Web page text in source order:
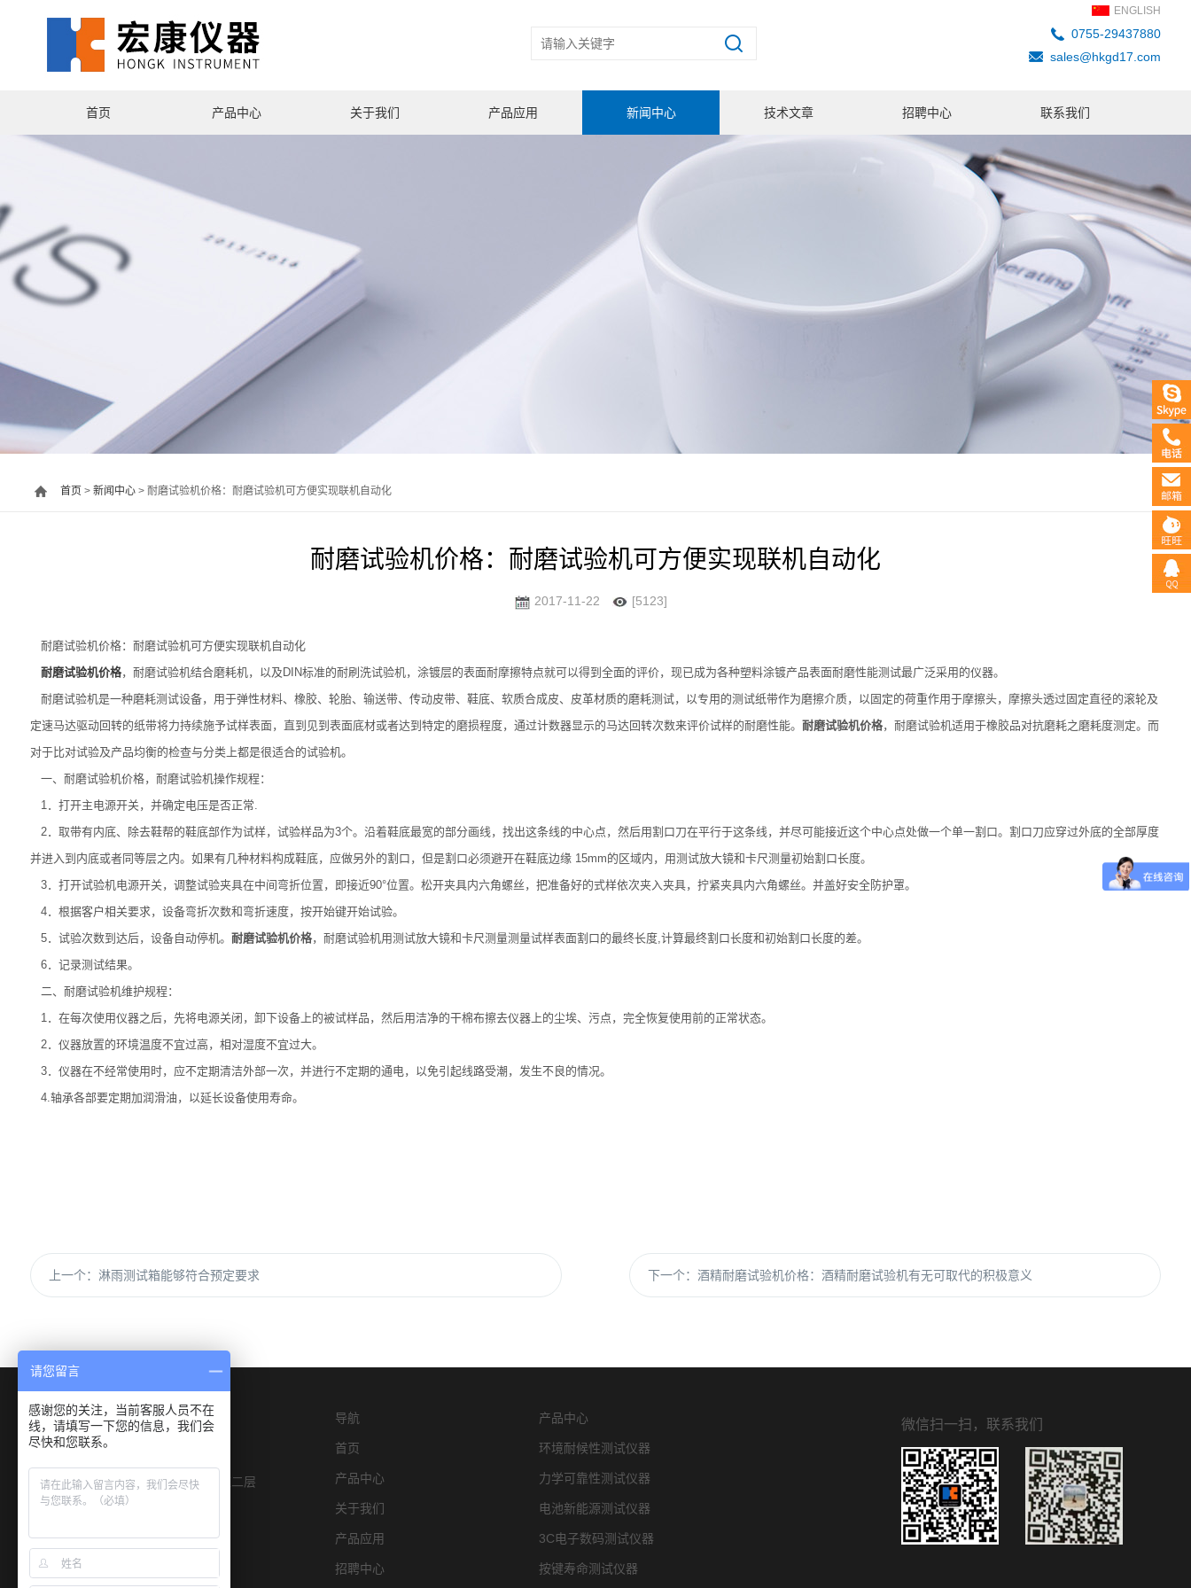
ENGLISH
0755-29437880
sales@hkgd17.com
首页 产品中心 关于我们 产品应用 新闻中心 技术文章 招聘中心 联系我们
首页 > 新闻中心> 耐磨试验机价格：耐磨试验机可方便实现联机自动化
耐磨试验机价格：耐磨试验机可方便实现联机自动化
2017-11-22 [5123]
耐磨试验机价格：耐磨试验机可方便实现联机自动化
耐磨试验机价格，耐磨试验机结合磨耗机，以及DIN标准的耐刷洗试验机，涂镀层的表面耐摩擦特点就可以得到全面的评价，现已成为各种塑料涂镀产品表面耐磨性能测试最广泛采用的仪器。
耐磨试验机是一种磨耗测试设备，用于弹性材料、橡胶、轮胎、输送带、传动皮带、鞋底、软质合成皮、皮革材质的磨耗测试，以专用的测试纸带作为磨擦介质，以固定的荷重作用于摩擦头，摩擦头透过固定直径的滚轮及
定速马达驱动回转的纸带将力持续施予试样表面，直到见到表面底材或者达到特定的磨损程度，通过计数器显示的马达回转次数来评价试样的耐磨性能。 耐磨试验机价格，耐磨试验机适用于橡胶品对抗磨耗之磨耗度测定。而
对于比对试验及产品均衡的检查与分类上都是很适合的试验机。
一、耐磨试验机价格，耐磨试验机操作规程：
1．打开主电源开关，并确定电压是否正常.
2．取带有内底、除去鞋帮的鞋底部作为试样，试验样品为3个。沿着鞋底最宽的部分画线，找出这条线的中心点，然后用割口刀在平行于这条线，并尽可能接近这个中心点处做一个单一割口。割口刀应穿过外底的全部厚度
并进入到内底或者同等层之内。如果有几种材料构成鞋底，应做另外的割口，但是割口必须避开在鞋底边缘 15mm的区域内，用测试放大镜和卡尺测量初始割口长度。
3．打开试验机电源开关，调整试验夹具在中间弯折位置，即接近90°位置。松开夹具内六角螺丝，把准备好的式样依次夹入夹具，拧紧夹具内六角螺丝。并盖好安全防护罩。
4．根据客户相关要求，设备弯折次数和弯折速度，按开始键开始试验。
5．试验次数到达后，设备自动停机。 耐磨试验机价格，耐磨试验机用测试放大镜和卡尺测量测量试样表面割口的最终长度,计算最终割口长度和初始割口长度的差。
6．记录测试结果。
二、耐磨试验机维护规程：
1．在每次使用仪器之后，先将电源关闭，卸下设备上的被试样品，然后用洁净的干棉布擦去仪器上的尘埃、污点，完全恢复使用前的正常状态。
2．仪器放置的环境温度不宜过高，相对湿度不宜过大。
3．仪器在不经常使用时，应不定期清洁外部一次，并进行不定期的通电，以免引起线路受潮，发生不良的情况。
4.轴承各部要定期加润滑油，以延长设备使用寿命。
上一个： 淋雨测试箱能够符合预定要求 下一个： 酒精耐磨试验机价格：酒精耐磨试验机有无可取代的积极意义
深圳市宝安区燕罗街道物园路6号E栋二层
导航
首页
产品中心
关于我们
产品应用
招聘中心
产品中心
环境耐候性测试仪器
力学可靠性测试仪器
电池新能源测试仪器
3C电子数码测试仪器
按键寿命测试仪器
微信扫一扫，联系我们
请您留言
感谢您的关注，当前客服人员不在
线，请填写一下您的信息，我们会
尽快和您联系。